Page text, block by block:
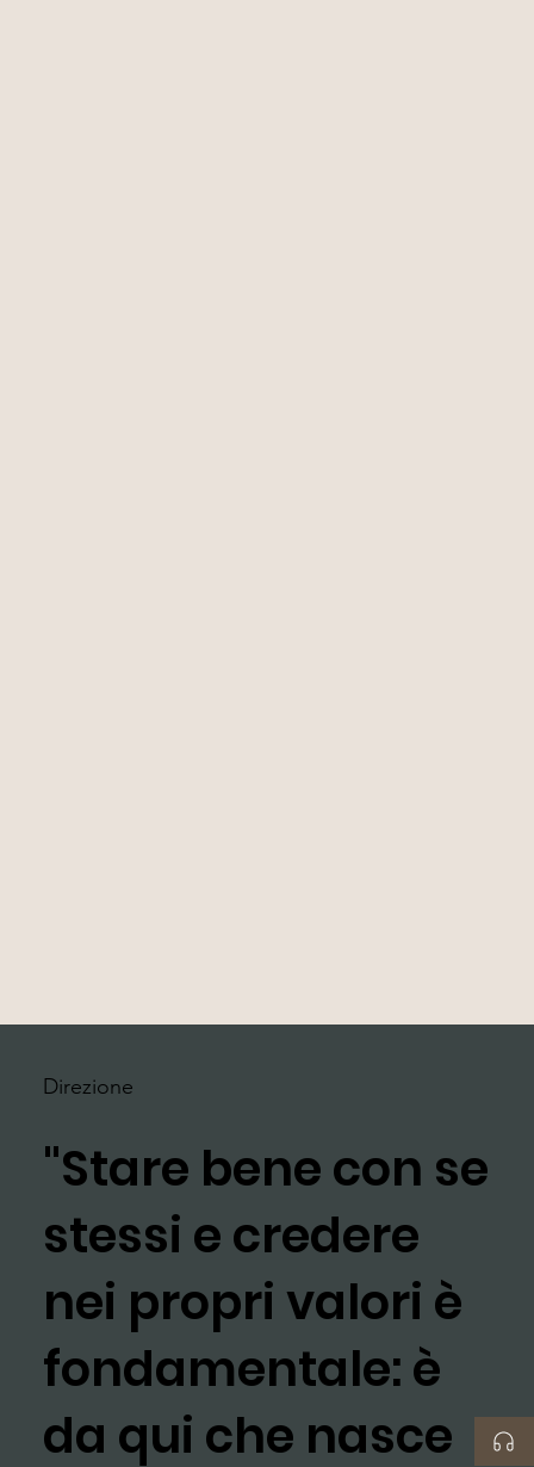
Direzione
"Stare bene con se
stessi e credere
nei propri valori è
fondamentale: è
da qui che nasce